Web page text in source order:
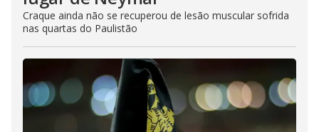
Craque ainda não se recuperou de lesão muscular sofrida
nas quartas do Paulistão